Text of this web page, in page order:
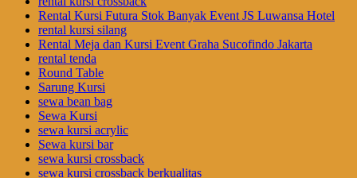
Rental Kursi Futura Stok Banyak Event JS Luwansa Hotel
rental kursi silang
Rental Meja dan Kursi Event Graha Sucofindo Jakarta
rental tenda
Round Table
Sarung Kursi
sewa bean bag
Sewa Kursi
sewa kursi acrylic
Sewa kursi bar
sewa kursi crossback
sewa kursi crossback berkualitas